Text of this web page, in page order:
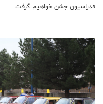
فدراسیون جشن خواهیم گرفت